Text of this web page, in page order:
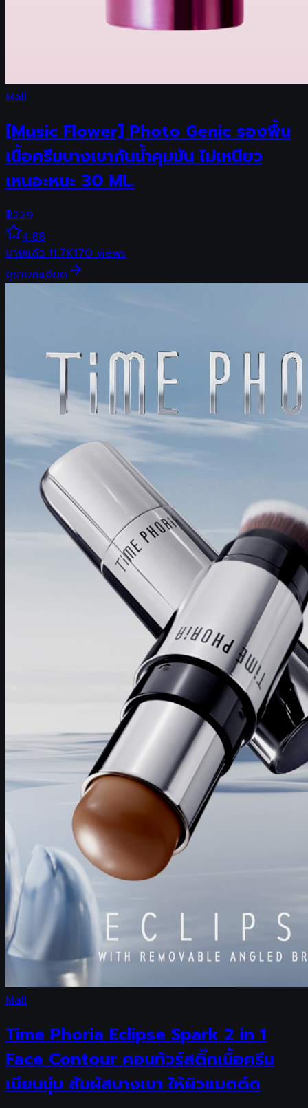
Mall
[Music Flower] Photo Genic รองพื้น
เนื้อครีมบางเบากันน้ำคุมมัน ไม่เหนียว
เหนอะหนะ 30 ML.
฿229
4.88
ขายแล้ว11.7K170views
ดูรายละเอียด
Mall
Time Phoria Eclipse Spark 2 in 1
Face Contour คอนทัวร์สติ๊กเนื้อครีม
เนียนนุ่ม สัมผัสบางเบา ให้ผิวแมตต์ด